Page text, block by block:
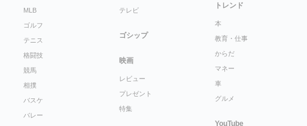
MLB
ゴルフ
テニス
格闘技
競馬
相撲
バスケ
バレー
テレビ
ゴシップ
映画
レビュー
プレゼント
特集
トレンド
本
教育・仕事
からだ
マネー
車
グルメ
YouTube